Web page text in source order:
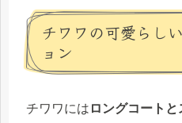
チワワの可愛らし
ョン
チワワには ロングコート